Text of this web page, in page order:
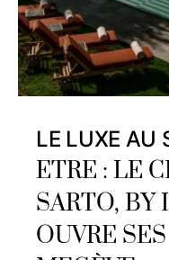
LE LUXE AU
ETRE : LE
SARTO, BY
OUVRE